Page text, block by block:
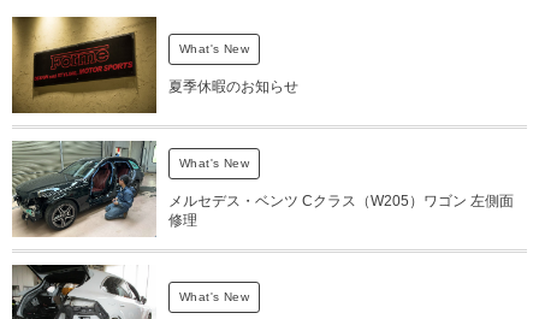
What's New
夏季休暇のお知らせ
What's New
メルセデス・ベンツ Cクラス（W205）ワゴン 左側面
修理
What's New